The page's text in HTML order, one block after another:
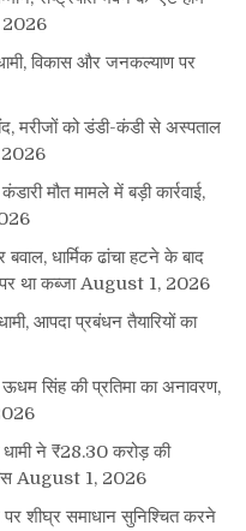
विकास और जनकल्याण पर
मरीजों को डंडी-कंडी से अस्पताल
मौत मामले में बड़ी कार्रवाई,
धार्मिक ढांचा हटने के बाद
था कब्जा August 1, 2026
आपदा प्रबंधन तैयारियों का
सिंह की प्रतिमा का अनावरण,
धामी ने ₹28.30 करोड़ की
August 1, 2026
शीघ्र समाधान सुनिश्चित करने